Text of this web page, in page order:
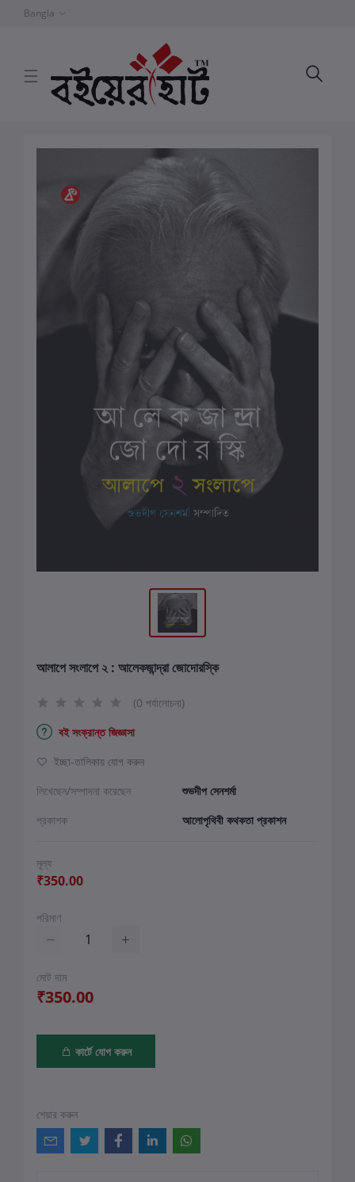
Bangla
আলাপে সংলাপে ২ : আলেকজান্দ্রা জোদোরস্কি
(0 পর্যালোচনা)
বই সংক্রান্ত জিজ্ঞাসা
ইচ্ছা-তালিকায় যোগ করুন
লিখেছেন/সম্পাদনা করেছেন
শুভদীপ সেনশর্মা
প্রকাশক
আলোপৃথিবী কথকতা প্রকাশন
মূল্য
₹350.00
পরিমাণ
মোট দাম
₹350.00
কার্টে যোগ করুন
শেয়ার করুন